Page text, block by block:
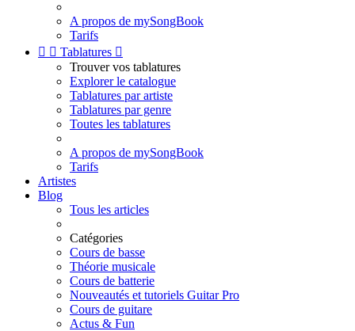
A propos de mySongBook
Tarifs
  Tablatures 
Trouver vos tablatures
Explorer le catalogue
Tablatures par artiste
Tablatures par genre
Toutes les tablatures
A propos de mySongBook
Tarifs
Artistes
Blog
Tous les articles
Catégories
Cours de basse
Théorie musicale
Cours de batterie
Nouveautés et tutoriels Guitar Pro
Cours de guitare
Actus & Fun